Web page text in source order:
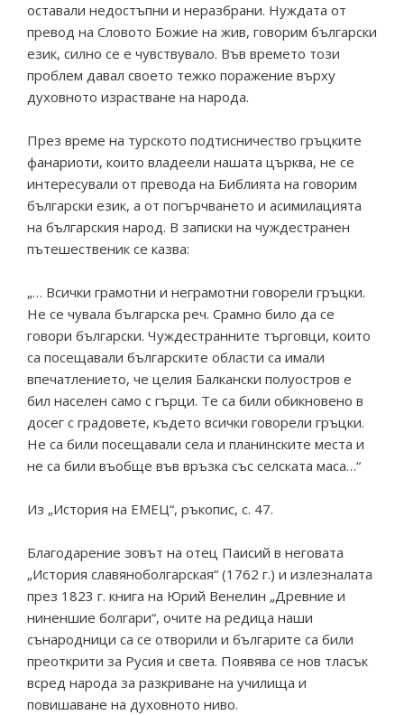
оставали недостъпни и неразбрани. Нуждата от
превод на Словото Божие на жив, говорим български
език, силно се е чувствувало. Във времето този
проблем давал своето тежко поражение върху
духовното израстване на народа.
През време на турското подтисничество гръцките
фанариоти, които владеели нашата църква, не се
интересували от превода на Библията на говорим
български език, а от погърчването и асимилацията
на българския народ. В записки на чуждестранен
пътешественик се казва:
„… Всички грамотни и неграмотни говорели гръцки.
Не се чувала българска реч. Срамно било да се
говори български. Чуждестранните търговци, които
са посещавали българските области са имали
впечатлението, че целия Балкански полуостров е
бил населен само с гърци. Те са били обикновено в
досег с градовете, където всички говорели гръцки.
Не са били посещавали села и планинските места и
не са били въобще във връзка със селската маса…“
Из „История на ЕМЕЦ“, ръкопис, с. 47.
Благодарение зовът на отец Паисий в неговата
„История славяноболгарская“ (1762 г.) и излезналата
през 1823 г. книга на Юрий Венелин „Древние и
ниненшие болгари“, очите на редица наши
сънародници са се отворили и българите са били
преоткрити за Русия и света. Появява се нов тласък
всред народа за разкриване на училища и
повишаване на духовното ниво.